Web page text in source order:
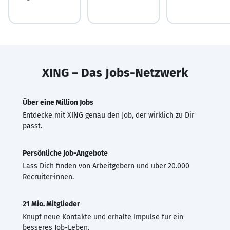
XING – Das Jobs-Netzwerk
Über eine Million Jobs
Entdecke mit XING genau den Job, der wirklich zu Dir
passt.
Persönliche Job-Angebote
Lass Dich finden von Arbeitgebern und über 20.000
Recruiter·innen.
21 Mio. Mitglieder
Knüpf neue Kontakte und erhalte Impulse für ein
besseres Job-Leben.